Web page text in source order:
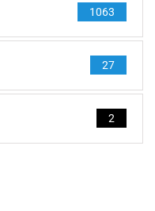
1063
27
2